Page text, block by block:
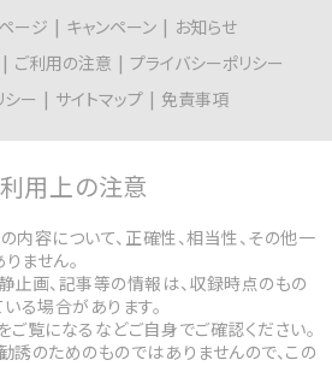
ージ キャンペーン
お知らせ
ご利用の注意
プライバシーポリシー
シー
サイトマップ 免責事項
用上の注意
内容について、正確性、相当性、その他一
ません。
止画、記事等の情報は、収録時点のもの
いる場合があります。
覧になるなどご自身でご確認ください。
誘のためのものではありませんので、この